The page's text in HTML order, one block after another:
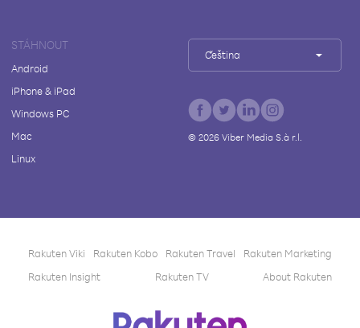
STÁHNOUT
Android
iPhone & iPad
Windows PC
Mac
Linux
Čeština
© 2026Viber Media S.à r.l.
Rakuten Viki Rakuten Kobo Rakuten Travel
Rakuten Marketing
Rakuten Insight
Rakuten TV About Rakuten